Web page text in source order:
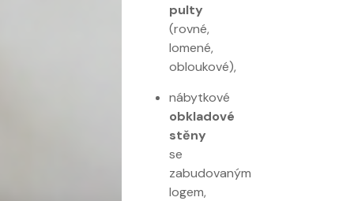
pulty
(rovné,
lomené,
obloukové),
nábytkové
obkladové
stěny
se
zabudovaným
logem,